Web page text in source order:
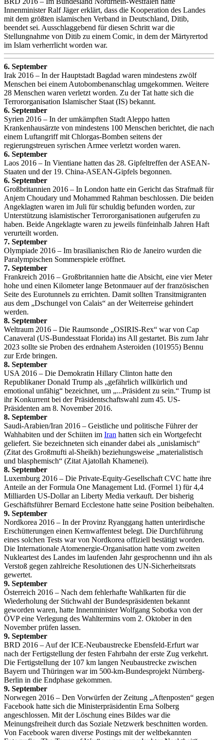
Innenminister Ralf Jäger erklärt, dass die Kooperation des Landes
mit dem größten islamischen Verband in Deutschland, Ditib,
beendet sei. Ausschlaggebend für diesen Schritt war die
Stellungnahme von Ditib zu einem Comic, in dem der Märtyrertod
im Islam verherrlicht worden war.
6. September
Irak 2016 – In der Hauptstadt Bagdad waren mindestens zwölf
Menschen bei einem Autobombenanschlag umgekommen. Weitere
28 Menschen waren verletzt worden. Zu der Tat hatte sich die
Terrororganisation Islamischer Staat (IS) bekannt.
6. September
Syrien 2016 – In der umkämpften Stadt Aleppo hatten
Krankenhausärzte von mindestens 100 Menschen berichtet, die nach
einem Luftangriff mit Chlorgas-Bomben seitens der
regierungstreuen syrischen Armee verletzt worden waren.
6. September
Laos 2016 – In Vientiane hatten das 28. Gipfeltreffen der ASEAN-
Staaten und der 19. China-ASEAN-Gipfels begonnen.
6. September
Großbritannien 2016 – In London hatte ein Gericht das Strafmaß für
Anjem Choudary und Mohammed Rahman beschlossen. Die beiden
Angeklagten waren im Juli für schuldig befunden worden, zur
Unterstützung islamistischer Terrororganisationen aufgerufen zu
haben. Beide Angeklagte waren zu jeweils fünfeinhalb Jahren Haft
verurteilt worden.
7. September
Olympiade 2016 – Im brasilianischen Rio de Janeiro wurden die
Paralympischen Sommerspiele eröffnet.
7. September
Frankreich 2016 – Großbritannien hatte die Absicht, eine vier Meter
hohe und einen Kilometer lange Betonmauer auf der französischen
Seite des Eurotunnels zu errichten. Damit sollten Transitmigranten
aus dem „Dschungel von Calais“ an der Weiterreise gehindert
werden.
8. September
Weltraum 2016 – Die Raumsonde „OSIRIS-Rex“ war von Cap
Canaveral (US-Bundesstaat Florida) ins All gestartet. Bis zum Jahr
2023 sollte sie Proben des erdnahem Asteroiden (101955) Bennu
zur Erde bringen.
8. September
USA 2016 – Die Demokratin Hillary Clinton hatte den
Republikaner Donald Trump als „gefährlich willkürlich und
emotional unfähig“ bezeichnet, um „...Präsident zu sein.“ Trump ist
ihr Konkurrent bei der Präsidentschaftswahl zum 45. US-
Präsidenten am 8. November 2016.
8. September
Saudi-Arabien/Iran 2016 – Geistliche und politische Führer der
Wahhabiten und der Schiiten im Iran hatten sich ein Wortgefecht
geliefert. Sie bezeichneten sich einander dabei als „unislamisch“
(Zitat des Großmufti al-Sheikh) beziehungsweise „materialistisch
und blasphemisch“ (Zitat Ajatollah Khamenei).
8. September
Luxemburg 2016 – Die Private-Equity-Gesellschaft CVC hatte ihre
Anteile an der Formula One Management Ltd. (Formel 1) für 4,4
Milliarden US-Dollar an Liberty Media verkauft. Der bisherig
Geschäftsführer Bernard Ecclestone hatte seine Position beibehalten.
9. September
Nordkorea 2016 – In der Provinz Ryanggang hatten unterirdische
Erschütterungen einen Kernwaffentest belegt. Die Durchführung
eines solchen Tests war von Nordkorea offiziell bestätigt worden.
Die Internationale Atomenergie-Organisation hatte vom zweiten
Nukleartest des Landes im laufenden Jahr gesprochennn und ihn als
Verstoß gegen zahlreiche Resolutionen des UN-Sicherheitsrats
gewertet.
9. September
Österreich 2016 – Nach dem fehlerhafte Wahlkarten für die
Wiederholung der Stichwahl der Bundespräsidenten bekannt
geworden waren, hatte Innenminister Wolfgang Sobotka von der
ÖVP eine Verlegung des Wahltermins vom 2. Oktober in den
November prüfen lassen.
9. September
BRD 2016 – Auf der ICE-Neubaustrecke Ebensfeld-Erfurt war
nach der Fertigstellung der festen Fahrbahn der erste Zug verkehrt.
Die Fertigstellung der 107 km langen Neubaustrecke zwischen
Bayern und Thüringen war im 500-km-Bundesprojekt Nürnberg-
Berlin in die Endphase gekommen.
9. September
Norwegen 2016 – Den Vorwürfen der Zeitung „Aftenposten“ gegen
Facebook hatte sich die Ministerpräsidentin Erna Solberg
angeschlossen. Mit der Löschung eines Bildes war die
Meinungsfreiheit durch das Soziale Netzwerk beschnitten worden.
Von Facebook waren diverse Postings mit der weltbekannten